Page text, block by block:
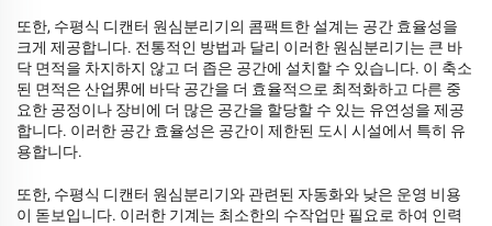
또한, 수평식 디캔터 원심분리기의 콤팩트한 설계는 공간 효율성을
크게 제공합니다. 전통적인 방법과 달리 이러한 원심분리기는 큰 바
닥 면적을 차지하지 않고 더 좁은 공간에 설치할 수 있습니다. 이 축소
된 면적은 산업界에 바닥 공간을 더 효율적으로 최적화하고 다른 중
요한 공정이나 장비에 더 많은 공간을 할당할 수 있는 유연성을 제공
합니다. 이러한 공간 효율성은 공간이 제한된 도시 시설에서 특히 유
용합니다.
또한, 수평식 디캔터 원심분리기와 관련된 자동화와 낮은 운영 비용
이 돋보입니다. 이러한 기계는 최소한의 수작업만 필요로 하여 인력